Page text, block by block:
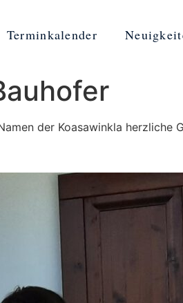
Terminkalender
der Koasawinkla herzliche